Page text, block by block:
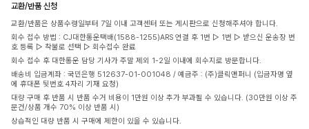
교환/반품 신청
교환/반품은 상품수령일부터 7일 이내 고객센터 또는 게시판으로 신청해주셔야 합니다.
회수 접수 방법 : CJ대한통운택배(1588-1255)ARS 연결 후 1번 ▷ 1번 ▷ 받으신 운송장 번
호 등록 ▷ 착불로 선택 ▷ 회수접수 완료
회수 접수 후 대한통운 담당 기사가 주말 제외 1-2일 이내에 회수지로 방문합니다.
배송비 입금계좌 : 국민은행 512637-01-001048 / 예금주 : (주)클릭앤퍼니 (입금자명 옆
에 휴대폰 뒷번호 4자리 기재 요청)
대량 구매 후 반품 시 반품 수거 비용이 1만원 이상 추가 부과될 수 있습니다. (30만원 이상 주
문건/상품 개수 70% 이상 반품 시)
상습적인 대량 반품 시 구매에 제한이 있을 수 있습니다.